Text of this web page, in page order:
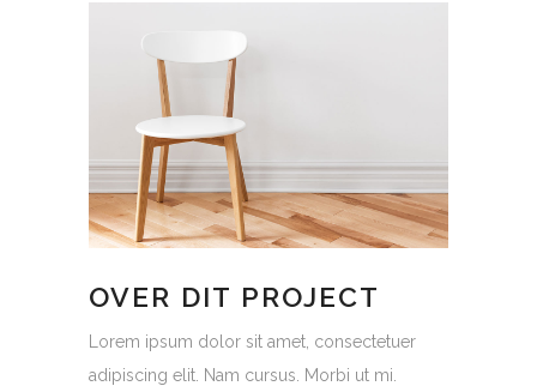
OVER DIT PROJECT
Lorem ipsum dolor sit amet, consectetuer
adipiscing elit. Nam cursus. Morbi ut mi.